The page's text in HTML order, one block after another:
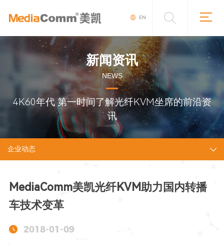
EN
新闻资讯
NEWS
4K60年代 第一时间了解光纤KVM坐席的前沿资
讯
企业动态
MediaComm美凯光纤KVM助力国内转播
车技术变革
2018-01-09